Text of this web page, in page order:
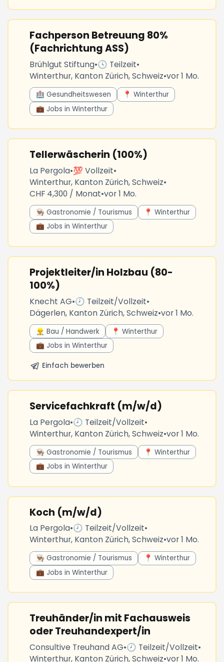
Fachperson Betreuung 80%
(Fachrichtung ASS)
Brühlgut Stiftung•🕓 Teilzeit•
Winterthur, Kanton Zürich, Schweiz•vor 1 Mo.
🏥 Gesundheitswesen
📍 Winterthur
💼 Jobs in Winterthur
Tellerwäscherin (100%)
La Pergola•💯 Vollzeit•
Winterthur, Kanton Zürich, Schweiz•
CHF 4,300 / Monat•vor 1 Mo.
👨🏽‍🍳 Gastronomie / Tourismus
📍 Winterthur
💼 Jobs in Winterthur
Projektleiter/in Holzbau (80-
100%)
Knecht AG•🕗 Teilzeit/Vollzeit•
Dägerlen, Kanton Zürich, Schweiz•vor 1 Mo.
👷‍♂️ Bau / Handwerk
📍 Winterthur
💼 Jobs in Winterthur
Einfach bewerben
Servicefachkraft (m/w/d)
La Pergola•🕗 Teilzeit/Vollzeit•
Winterthur, Kanton Zürich, Schweiz•vor 1 Mo.
👨🏽‍🍳 Gastronomie / Tourismus
📍 Winterthur
💼 Jobs in Winterthur
Koch (m/w/d)
La Pergola•🕗 Teilzeit/Vollzeit•
Winterthur, Kanton Zürich, Schweiz•vor 1 Mo.
👨🏽‍🍳 Gastronomie / Tourismus
📍 Winterthur
💼 Jobs in Winterthur
Treuhänder/in mit Fachausweis
oder Treuhandexpert/in
Consultive Treuhand AG•🕗 Teilzeit/Vollzeit•
Winterthur, Kanton Zürich, Schweiz•vor 1 Mo.